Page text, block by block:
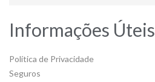
Informações Úteis
Política de Privacidade
Seguros